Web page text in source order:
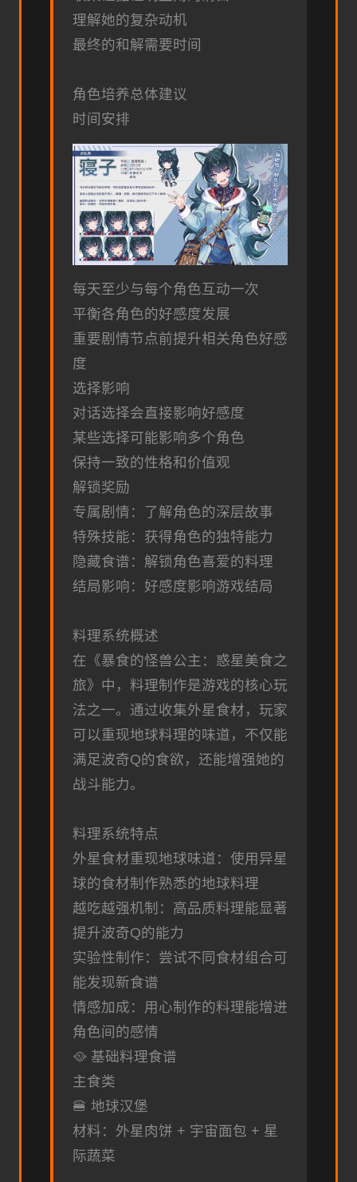
理解她的复杂动机
最终的和解需要时间
角色培养总体建议
时间安排
每天至少与每个角色互动一次
平衡各角色的好感度发展
重要剧情节点前提升相关角色好感
度
选择影响
对话选择会直接影响好感度
某些选择可能影响多个角色
保持一致的性格和价值观
解锁奖励
专属剧情：了解角色的深层故事
特殊技能：获得角色的独特能力
隐藏食谱：解锁角色喜爱的料理
结局影响：好感度影响游戏结局
料理系统概述
在《暴食的怪兽公主：惑星美食之
旅》中，料理制作是游戏的核心玩
法之一。通过收集外星食材，玩家
可以重现地球料理的味道，不仅能
满足波奇Q的食欲，还能增强她的
战斗能力。
料理系统特点
外星食材重现地球味道：使用异星
球的食材制作熟悉的地球料理
越吃越强机制：高品质料理能显著
提升波奇Q的能力
实验性制作：尝试不同食材组合可
能发现新食谱
情感加成：用心制作的料理能增进
角色间的感情
🥘 基础料理食谱
主食类
🍔 地球汉堡
材料：外星肉饼 + 宇宙面包 + 星
际蔬菜